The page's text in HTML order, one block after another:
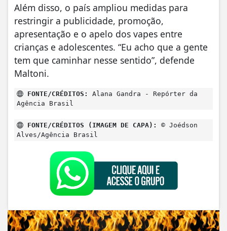
Além disso, o país ampliou medidas para
restringir a publicidade, promoção,
apresentação e o apelo dos vapes entre
crianças e adolescentes. “Eu acho que a gente
tem que caminhar nesse sentido”, defende
Maltoni.
FONTE/CRÉDITOS:
Alana Gandra - Repórter da
Agência Brasil
FONTE/CRÉDITOS (IMAGEM DE CAPA):
© Joédson
Alves/Agência Brasil